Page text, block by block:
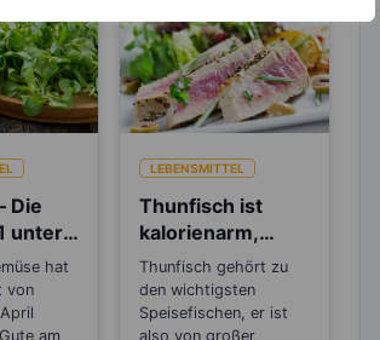
Die
unter
hat
von
am
LEBENSMITTEL
Thunfisch ist
kalorienarm,
sättigend und
reich an Omega-
3-Fetten
Thunfisch gehört zu
den wichtigsten
Speisefischen, er ist
also von großer